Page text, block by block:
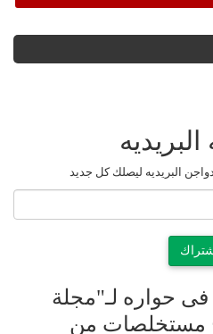
البريديه
البريديه ليصلك كل جديد
حواره لـ"مجلة
مستخلصات من